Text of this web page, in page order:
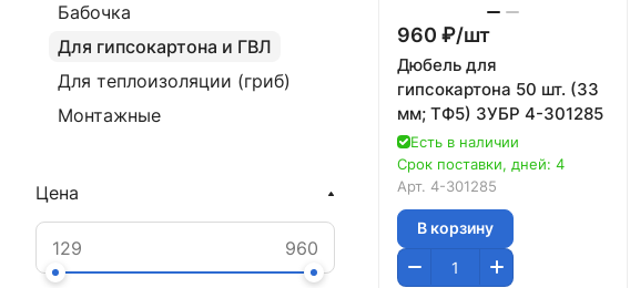
960 ₽/шт
Дюбель для
гипсокартона 50 шт. (33
мм; ТФ5) ЗУБР 4-301285
Есть в наличии
Срок поставки, дней: 4
Арт. 4-301285
В корзину
Бабочка
Для гипсокартона и ГВЛ
Для теплоизоляции (гриб)
Монтажные
Цена